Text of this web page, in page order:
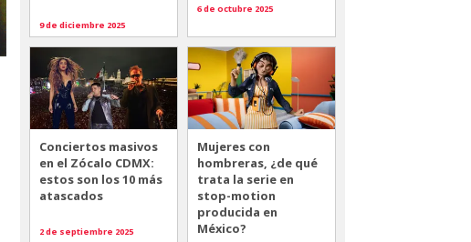
9 de diciembre 2025
6 de octubre 2025
Conciertos masivos
en el Zócalo CDMX:
estos son los 10 más
atascados
2 de septiembre 2025
Mujeres con
hombreras, ¿de qué
trata la serie en
stop-motion
producida en
México?